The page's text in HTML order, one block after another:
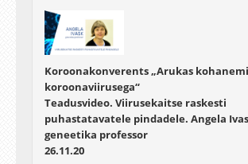
Koroonakonverents „Arukas
koroonaviirusega“
Teadusvideo. Viirusekaitse raskesti
puhastatavatele pindadele. Angela
geneetika professor
26.11.20